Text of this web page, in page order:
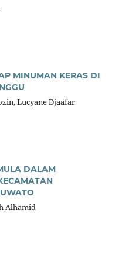
MINUMAN KERAS DI
Lucyane Djaafar
DALAM
Alhamid